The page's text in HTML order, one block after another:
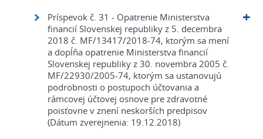
Príspevok č. 31 - Opatrenie Ministerstva
financií Slovenskej republiky z 5. decembra
2018 č. MF/13417/2018-74, ktorým sa mení
a dopĺňa opatrenie Ministerstva financií
Slovenskej republiky z 30. novembra 2005 č.
MF/22930/2005-74, ktorým sa ustanovujú
podrobnosti o postupoch účtovania a
rámcovej účtovej osnove pre zdravotné
poisťovne v znení neskorších predpisov
(Dátum zverejnenia: 19.12.2018)